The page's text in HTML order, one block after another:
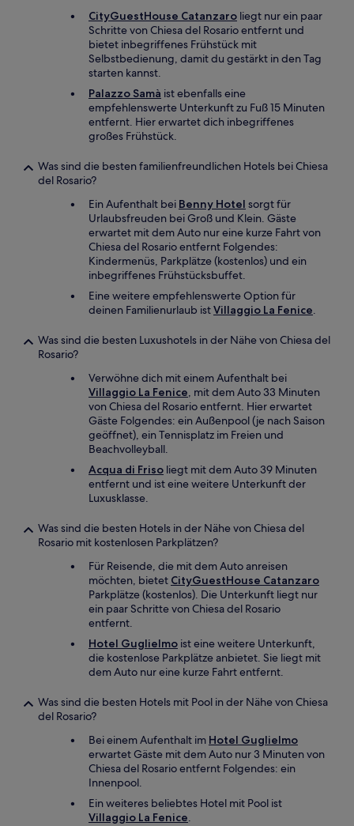
CityGuestHouse Catanzaro liegt nur ein paar
Schritte von Chiesa del Rosario entfernt und
bietet inbegriffenes Frühstück mit
Selbstbedienung, damit du gestärkt in den Tag
starten kannst.
Palazzo Samà ist ebenfalls eine
empfehlenswerte Unterkunft zu Fuß 15 Minuten
entfernt. Hier erwartet dich inbegriffenes
großes Frühstück.
Was sind die besten familienfreundlichen Hotels bei Chiesa
del Rosario?
Ein Aufenthalt bei Benny Hotel sorgt für
Urlaubsfreuden bei Groß und Klein. Gäste
erwartet mit dem Auto nur eine kurze Fahrt von
Chiesa del Rosario entfernt Folgendes:
Kindermenüs, Parkplätze (kostenlos) und ein
inbegriffenes Frühstücksbuffet.
Eine weitere empfehlenswerte Option für
deinen Familienurlaub istVillaggio La Fenice.
Was sind die besten Luxushotels in der Nähe von Chiesa del
Rosario?
Verwöhne dich mit einem Aufenthalt bei
Villaggio La Fenice, mit dem Auto 33 Minuten
von Chiesa del Rosario entfernt. Hier erwartet
Gäste Folgendes: ein Außenpool (je nach Saison
geöffnet), ein Tennisplatz im Freien und
Beachvolleyball.
Acqua di Friso liegt mit dem Auto 39 Minuten
entfernt und ist eine weitere Unterkunft der
Luxusklasse.
Was sind die besten Hotels in der Nähe von Chiesa del
Rosario mit kostenlosen Parkplätzen?
Für Reisende, die mit dem Auto anreisen
möchten, bietet CityGuestHouse Catanzaro
Parkplätze (kostenlos). Die Unterkunft liegt nur
ein paar Schritte von Chiesa del Rosario
entfernt.
Hotel Guglielmo ist eine weitere Unterkunft,
die kostenlose Parkplätze anbietet. Sie liegt mit
dem Auto nur eine kurze Fahrt entfernt.
Was sind die besten Hotels mit Pool in der Nähe von Chiesa
del Rosario?
Bei einem Aufenthalt im Hotel Guglielmo
erwartet Gäste mit dem Auto nur 3 Minuten von
Chiesa del Rosario entfernt Folgendes: ein
Innenpool.
Ein weiteres beliebtes Hotel mit Pool ist
Villaggio La Fenice.